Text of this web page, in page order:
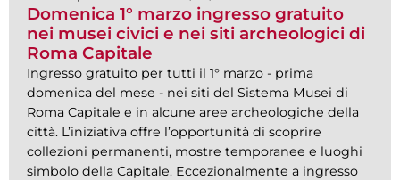
Domenica 1° marzo ingresso gratuito
nei musei civici e nei siti archeologici di
Roma Capitale
Ingresso gratuito per tutti il 1° marzo - prima
domenica del mese - nei siti del Sistema Musei di
Roma Capitale e in alcune aree archeologiche della
città. L’iniziativa offre l’opportunità di scoprire
collezioni permanenti, mostre temporanee e luoghi
simbolo della Capitale. Eccezionalmente a ingresso